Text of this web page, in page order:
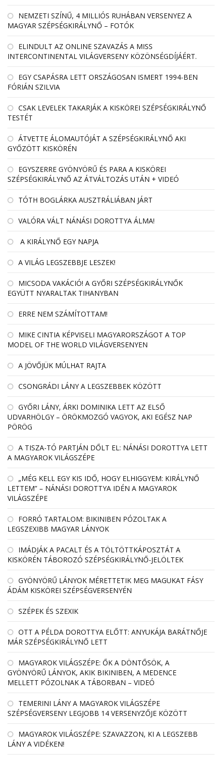
NEMZETI SZÍNŰ, 4 MILLIÓS RUHÁBAN VERSENYEZ A
MAGYAR SZÉPSÉGKIRÁLYNŐ – FOTÓK
ELINDULT AZ ONLINE SZAVAZÁS A MISS
INTERCONTINENTAL VILÁGVERSENY KÖZÖNSÉGDÍJÁÉRT.
EGY CSAPÁSRA LETT ORSZÁGOSAN ISMERT 1994-BEN
FÓRIÁN SZILVIA
CSAK LEVELEK TAKARJÁK A KISKÖREI SZÉPSÉGKIRÁLYNŐ
TESTÉT
ÁTVETTE ÁLOMAUTÓJÁT A SZÉPSÉGKIRÁLYNŐ AKI
GYŐZÖTT KISKÖRÉN
EGYSZERRE GYÖNYÖRŰ ÉS PARA A KISKÖREI
SZÉPSÉGKIRÁLYNŐ AZ ÁTVÁLTOZÁS UTÁN + VIDEÓ
TÓTH BOGLÁRKA AUSZTRÁLIÁBAN JÁRT
VALÓRA VÁLT NÁNÁSI DOROTTYA ÁLMA!
A KIRÁLYNŐ EGY NAPJA
A VILÁG LEGSZEBBJE LESZEK!
MICSODA VAKÁCIÓ! A GYŐRI SZÉPSÉGKIRÁLYNŐK
EGYÜTT NYARALTAK TIHANYBAN
ERRE NEM SZÁMÍTOTTAM!
MIKE CINTIA KÉPVISELI MAGYARORSZÁGOT A TOP
MODEL OF THE WORLD VILÁGVERSENYEN
A JÖVŐJÜK MÚLHAT RAJTA
CSONGRÁDI LÁNY A LEGSZEBBEK KÖZÖTT
GYŐRI LÁNY, ÁRKI DOMINIKA LETT AZ ELSŐ
UDVARHÖLGY – ÖRÖKMOZGÓ VAGYOK, AKI EGÉSZ NAP
PÖRÖG
A TISZA-TÓ PARTJÁN DŐLT EL: NÁNÁSI DOROTTYA LETT
A MAGYAROK VILÁGSZÉPE
„MÉG KELL EGY KIS IDŐ, HOGY ELHIGGYEM: KIRÁLYNŐ
LETTEM” – NÁNÁSI DOROTTYA IDÉN A MAGYAROK
VILÁGSZÉPE
FORRÓ TARTALOM: BIKINIBEN PÓZOLTAK A
LEGSZEXIBB MAGYAR LÁNYOK
IMÁDJÁK A PACALT ÉS A TÖLTÖTTKÁPOSZTÁT A
KISKÖRÉN TÁBOROZÓ SZÉPSÉGKIRÁLYNŐ-JELÖLTEK
GYÖNYÖRŰ LÁNYOK MÉRETTETIK MEG MAGUKAT FÁSY
ÁDÁM KISKÖREI SZÉPSÉGVERSENYÉN
SZÉPEK ÉS SZEXIK
OTT A PÉLDA DOROTTYA ELŐTT: ANYUKÁJA BARÁTNŐJE
MÁR SZÉPSÉGKIRÁLYNŐ LETT
MAGYAROK VILÁGSZÉPE: ŐK A DÖNTŐSÖK, A
GYÖNYÖRŰ LÁNYOK, AKIK BIKINIBEN, A MEDENCE
MELLETT PÓZOLNAK A TÁBORBAN – VIDEÓ
TEMERINI LÁNY A MAGYAROK VILÁGSZÉPE
SZÉPSÉGVERSENY LEGJOBB 14 VERSENYZŐJE KÖZÖTT
MAGYAROK VILÁGSZÉPE: SZAVAZZON, KI A LEGSZEBB
LÁNY A VIDÉKEN!